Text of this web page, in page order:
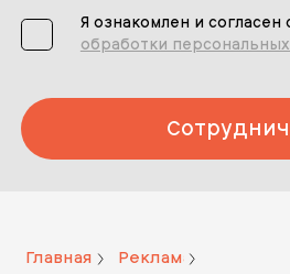
Я ознакомлен и согласен
обработки
Главная
Реклама